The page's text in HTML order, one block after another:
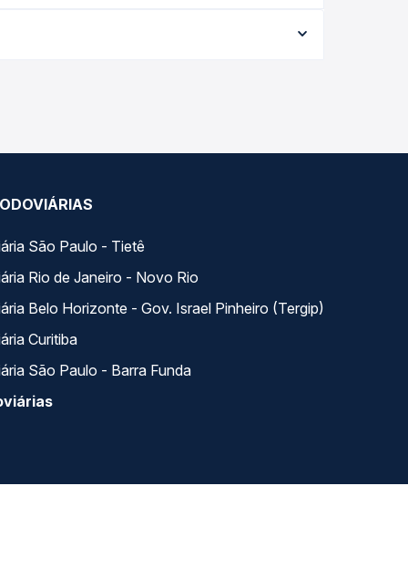
garante a melhor oferta para o seu roteiro.
São Paulo - Tietê
Rio de Janeiro - Novo Rio
Belo Horizonte - Gov. Israel Pinheiro (Tergip)
Curitiba
São Paulo - Barra Funda